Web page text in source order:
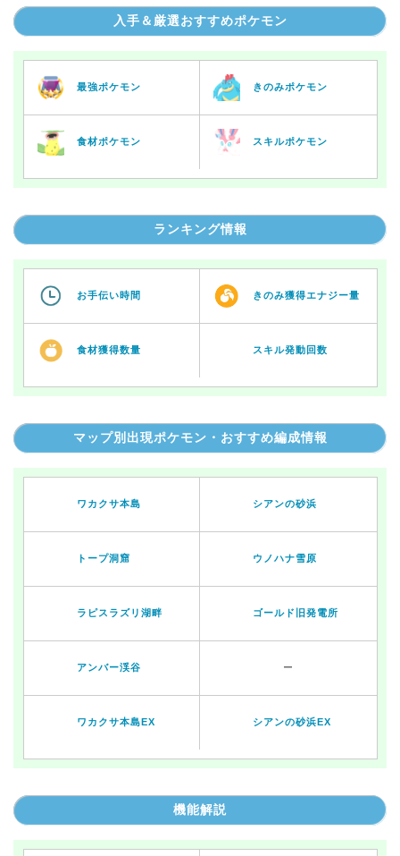
入手＆厳選おすすめポケモン
最強ポケモン きのみポケモン
食材ポケモン スキルポケモン
ランキング情報
お手伝い時間 きのみ獲得エナジー量
食材獲得数量 スキル発動回数
マップ別出現ポケモン・おすすめ編成情報
ワカクサ本島 シアンの砂浜
トープ洞窟 ウノハナ雪原
ラピスラズリ湖畔 ゴールド旧発電所
アンバー渓谷 ー
ワカクサ本島EX シアンの砂浜EX
機能解説